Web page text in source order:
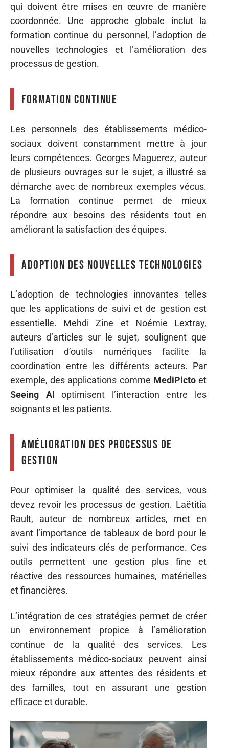
qui doivent être mises en œuvre de manière
coordonnée. Une approche globale inclut la
formation continue du personnel, l’adoption de
nouvelles technologies et l’amélioration des
processus de gestion.
Formation continue
Les personnels des établissements médico-
sociaux doivent constamment mettre à jour
leurs compétences. Georges Maguerez, auteur
de plusieurs ouvrages sur le sujet, a illustré sa
démarche avec de nombreux exemples vécus.
La formation continue permet de mieux
répondre aux besoins des résidents tout en
améliorant la satisfaction des équipes.
Adoption des nouvelles technologies
L’adoption de technologies innovantes telles
que les applications de suivi et de gestion est
essentielle. Mehdi Zine et Noémie Lextray,
auteurs d’articles sur le sujet, soulignent que
l’utilisation d’outils numériques facilite la
coordination entre les différents acteurs. Par
exemple, des applications comme MediPictoet
Seeing AI optimisent l’interaction entre les
soignants et les patients.
Amélioration des processus de
gestion
Pour optimiser la qualité des services, vous
devez revoir les processus de gestion. Laëtitia
Rault, auteur de nombreux articles, met en
avant l’importance de tableaux de bord pour le
suivi des indicateurs clés de performance. Ces
outils permettent une gestion plus fine et
réactive des ressources humaines, matérielles
et financières.
L’intégration de ces stratégies permet de créer
un environnement propice à l’amélioration
continue de la qualité des services. Les
établissements médico-sociaux peuvent ainsi
mieux répondre aux attentes des résidents et
des familles, tout en assurant une gestion
efficace et durable.